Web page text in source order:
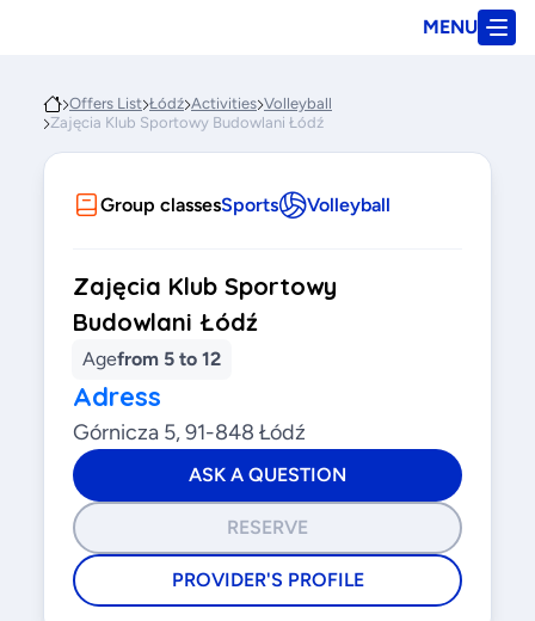
MENU
Offers List Łódź Activities Volleyball
Zajęcia Klub Sportowy Budowlani Łódź
Group classesSports Volleyball
Zajęcia Klub Sportowy
Budowlani Łódź
Agefrom 5 to 12
Adress
Górnicza 5, 91-848 Łódź
ASK A QUESTION
RESERVE
PROVIDER'S PROFILE